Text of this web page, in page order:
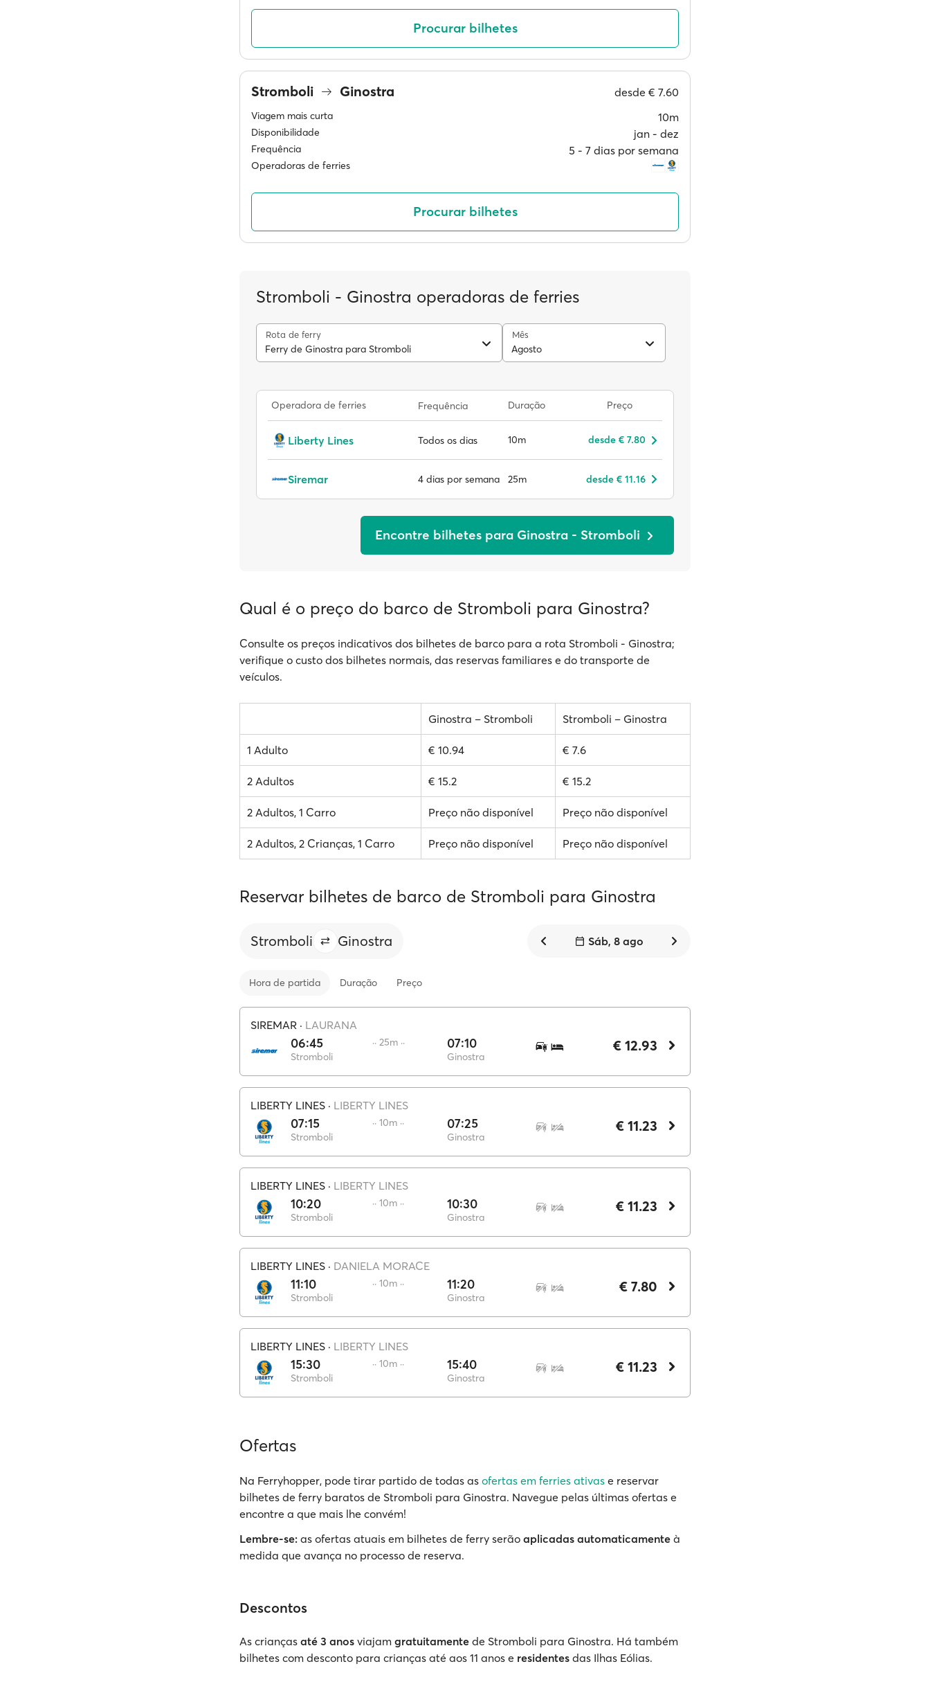
Procurar bilhetes
Stromboli Ginostra desde € 7.60
Viagem mais curta 10m
Disponibilidade jan ‐ dez
Frequência 5 ‐ 7 dias por semana
Operadoras de ferries
Procurar bilhetes
Stromboli - Ginostra operadoras de ferries
Rota de ferry
Ferry de Ginostra para Stromboli
Mês
Agosto
Operadora de ferries Frequência Duração Preço
Liberty Lines Todos os dias 10m desde € 7.80
Siremar 4 dias por semana 25m desde € 11.16
Encontre bilhetes para Ginostra - Stromboli
Qual é o preço do barco de Stromboli para Ginostra?
Consulte os preços indicativos dos bilhetes de barco para a rota Stromboli - Ginostra;
verifique o custo dos bilhetes normais, das reservas familiares e do transporte de
veículos.
Ginostra – Stromboli Stromboli – Ginostra
1 Adulto € 10.94 € 7.6
2 Adultos € 15.2 € 15.2
2 Adultos, 1 Carro Preço não disponível Preço não disponível
2 Adultos, 2 Crianças, 1 Carro Preço não disponível Preço não disponível
Reservar bilhetes de barco de Stromboli para Ginostra
Stromboli Ginostra Sáb, 8 ago
Hora de partida Duração Preço
SIREMAR · LAURANA
06:45
Stromboli
·· 25m ·· 07:10
Ginostra
€ 12.93
LIBERTY LINES · LIBERTY LINES
07:15
Stromboli
·· 10m ·· 07:25
Ginostra
€ 11.23
LIBERTY LINES · LIBERTY LINES
10:20
Stromboli
·· 10m ·· 10:30
Ginostra
€ 11.23
LIBERTY LINES · DANIELA MORACE
11:10
Stromboli
·· 10m ·· 11:20
Ginostra
€ 7.80
LIBERTY LINES · LIBERTY LINES
15:30
Stromboli
·· 10m ·· 15:40
Ginostra
€ 11.23
Ofertas
Na Ferryhopper, pode tirar partido de todas as ofertas em ferries ativas e reservar
bilhetes de ferry baratos de Stromboli para Ginostra. Navegue pelas últimas ofertas e
encontre a que mais lhe convém!
Lembre-se: as ofertas atuais em bilhetes de ferry serão aplicadas automaticamente à
medida que avança no processo de reserva.
Descontos
As crianças até 3 anos viajam gratuitamente de Stromboli para Ginostra. Há também
bilhetes com desconto para crianças até aos 11 anos e residentes das Ilhas Eólias.